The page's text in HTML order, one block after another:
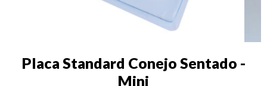
Placa Standard Conejo Sentado -
Mini